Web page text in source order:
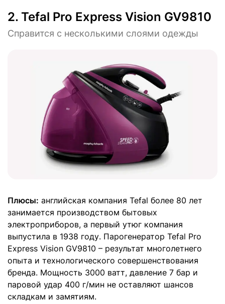
2. Tefal Pro Express Vision GV9810
Справится с несколькими слоями одежды
Плюсы: английская компания Tefal более 80 лет
занимается производством бытовых
электроприборов, а первый утюг компания
выпустила в 1938 году. Парогенератор Tefal Pro
Express Vision GV9810 – результат многолетнего
опыта и технологического совершенствования
бренда. Мощность 3000 ватт, давление 7 бар и
паровой удар 400 г/мин не оставляют шансов
складкам и замятиям.